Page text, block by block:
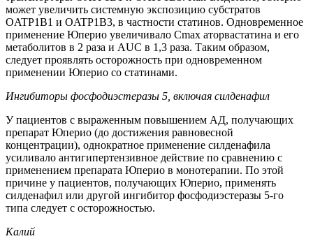
может увеличить системную экспозицию субстратов
OATP1B1 и OATP1B3, в частности статинов. Одновременное
применение Юперио увеличивало Cmax аторвастатина и его
метаболитов в 2 раза и AUC в 1,3 раза. Таким образом,
следует проявлять осторожность при одновременном
применении Юперио со статинами.
Ингибиторы фосфодиэстеразы 5, включая силденафил
У пациентов с выраженным повышением АД, получающих
препарат Юперио (до достижения равновесной
концентрации), однократное применение силденафила
усиливало антигипертензивное действие по сравнению с
применением препарата Юперио в монотерапии. По этой
причине у пациентов, получающих Юперио, применять
силденафил или другой ингибитор фосфодиэстеразы 5-го
типа следует с осторожностью.
Калий